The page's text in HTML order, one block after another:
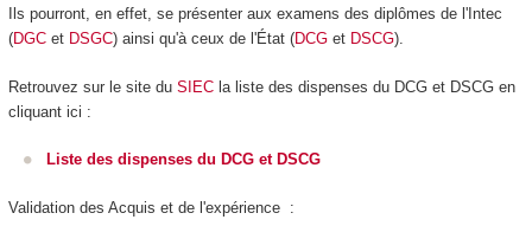
Ils pourront, en effet, se présenter aux examens des diplômes de l'Intec
(DGCet DSGC) ainsi qu'à ceux de l'État (DCGet DSCG).
Retrouvez sur le site du SIECla liste des dispenses du DCG et DSCG en
cliquant ici :
Liste des dispenses du DCG et DSCG
Validation des Acquis et de l'expérience :